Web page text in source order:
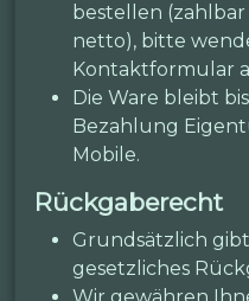
bestellen
netto), bitte
Kontaktformular
Die Ware bleibt
Bezahlung
Mobile.
Rückgaberecht
Grundsätzlich
gesetzliches